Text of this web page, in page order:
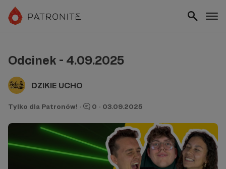
Odcinek - 4.09.2025
DZIKIE UCHO
Tylko dla Patronów! · 0 · 03.09.2025